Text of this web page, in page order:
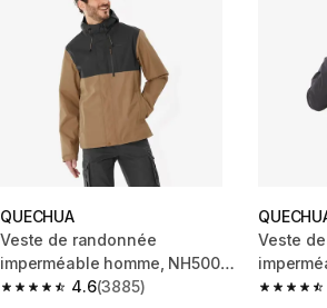
QUECHUA
Veste de randonnée
imperméable homme, NH500
gris
4.6
4.6 out of 5 stars from 3885 reviews
(3885)
Veste
MH100
4.7 out